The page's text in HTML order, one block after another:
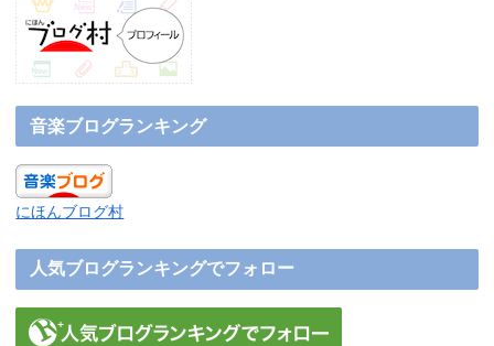
音楽ブログランキング
にほんブログ村
人気ブログランキングでフォロー